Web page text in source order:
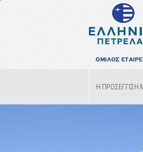
Η ΠΡΟΣΕΓΓΙΣΗ